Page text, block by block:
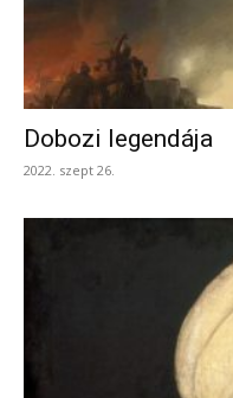
Dobozi legendája
2022. szept 26.